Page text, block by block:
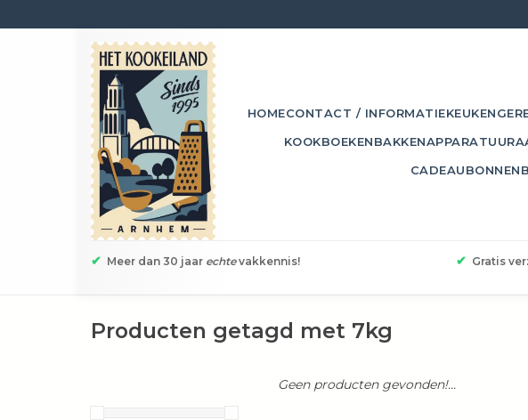
HOMECONTACT / INFORMATIE
KOOKBOEKENBAKKENAPPARATUUR
CADEAUBONNEN
✔ Meer dan 30 jaar echtevakkennis! ✔ Gratis
Producten getagd met 7kg
Geen producten gevonden!...